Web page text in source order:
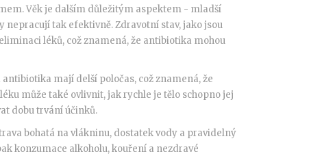
Věk je dalším důležitým aspektem - mladší
tak efektivně. Zdravotní stav, jako jsou
léků, což znamená, že antibiotika mohou
mají delší poločas, což znamená, že
může také ovlivnit, jak rychle je tělo schopno jej
dobu trvání účinků.
bohatá na vlákninu, dostatek vody a pravidelný
konzumace alkoholu, kouření a nezdravé